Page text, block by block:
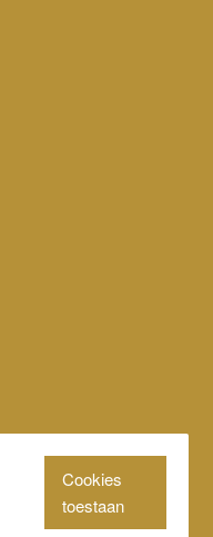
Cookies
toestaan